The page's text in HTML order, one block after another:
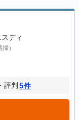
ディ
）
評判 5件